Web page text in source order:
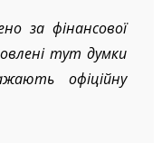
за фінансової
тут думки
офіційну